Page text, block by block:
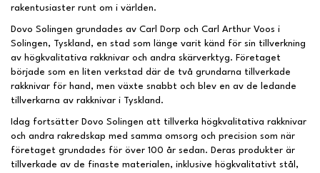
rakentusiaster runt om i världen.
Dovo Solingen grundades av Carl Dorp och Carl Arthur Voos i
Solingen, Tyskland, en stad som länge varit känd för sin tillverkning
av högkvalitativa rakknivar och andra skärverktyg. Företaget
började som en liten verkstad där de två grundarna tillverkade
rakknivar för hand, men växte snabbt och blev en av de ledande
tillverkarna av rakknivar i Tyskland.
Idag fortsätter Dovo Solingen att tillverka högkvalitativa rakknivar
och andra rakredskap med samma omsorg och precision som när
företaget grundades för över 100 år sedan. Deras produkter är
tillverkade av de finaste materialen, inklusive högkvalitativt stål,